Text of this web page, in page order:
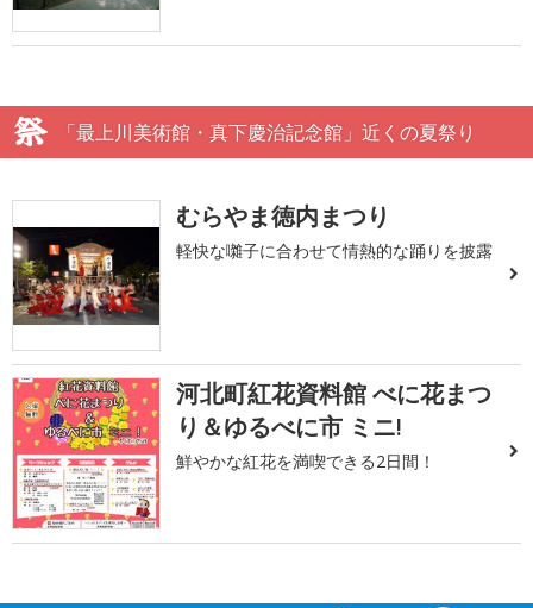
「最上川美術館・真下慶治記念館」近くの夏祭り
むらやま徳内まつり
軽快な囃子に合わせて情熱的な踊りを披露
河北町紅花資料館 べに花まつ
り＆ゆるべに市 ミニ!
鮮やかな紅花を満喫できる2日間！